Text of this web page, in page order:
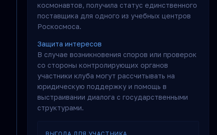
космонавтов, получила статус единственного
поставщика для одного из учебных центров
Роскосмоса.
Защита интересов
В случае возникновения споров или проверок
со стороны контролирующих органов
участники клуба могут рассчитывать на
юридическую поддержку и помощь в
выстраивании диалога с государственными
структурами.